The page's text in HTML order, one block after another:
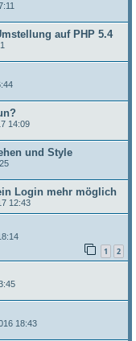
auf PHP 5.4
14:09
und Style
Login mehr möglich
12:43
1 2
18:43